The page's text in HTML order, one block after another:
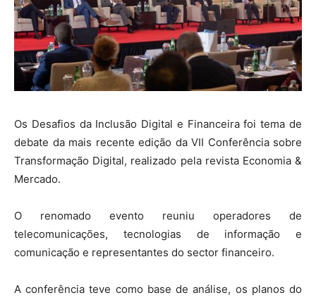
Os Desafios da Inclusão Digital e Financeira foi tema de
debate da mais recente edição da VII Conferência sobre
Transformação Digital, realizado pela revista Economia &
Mercado.
O renomado evento reuniu operadores de
telecomunicações, tecnologias de informação e
comunicação e representantes do sector financeiro.
A conferência teve como base de análise, os planos do